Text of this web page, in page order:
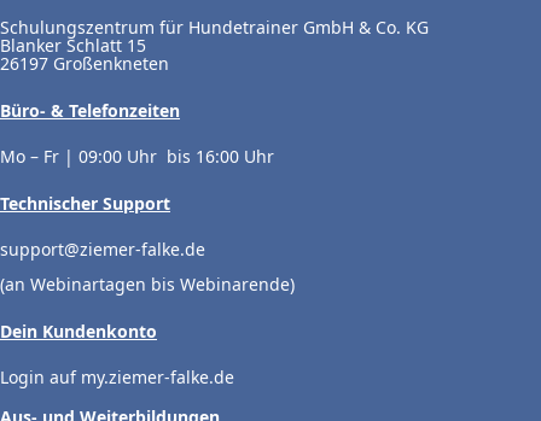
Schulungszentrum für Hundetrainer GmbH & Co. KG
Blanker Schlatt 15
26197 Großenkneten
Büro- & Telefonzeiten
Mo – Fr | 09:00 Uhr bis 16:00 Uhr
Technischer Support
support@ziemer-falke.de
(an Webinartagen bis Webinarende)
Dein Kundenkonto
Login auf my.ziemer-falke.de